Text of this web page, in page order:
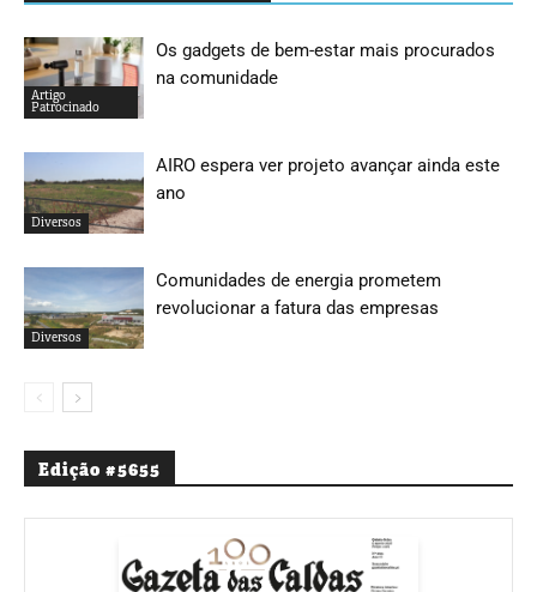
Artigo
Patrocinado
Os gadgets de bem-estar mais procurados
na comunidade
Diversos
AIRO espera ver projeto avançar ainda este
ano
Diversos
Comunidades de energia prometem
revolucionar a fatura das empresas
Edição #5655